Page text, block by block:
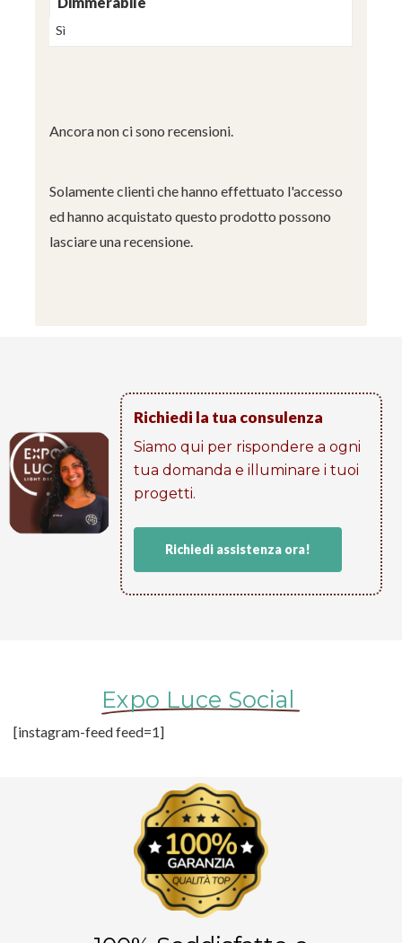
Sì
Ancora non ci sono recensioni.
Solamente clienti che hanno effettuato l'accesso
ed hanno acquistato questo prodotto possono
lasciare una recensione.
Richiedi la tua consulenza
Siamo qui per rispondere a ogni
tua domanda e illuminare i tuoi
progetti​.
Richiedi assistenza ora!
Expo Luce Social
[instagram-feed feed=1]